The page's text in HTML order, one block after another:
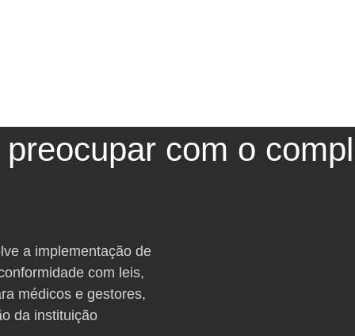
com o
a implementação de
com leis,
médicos e gestores,
da instituição